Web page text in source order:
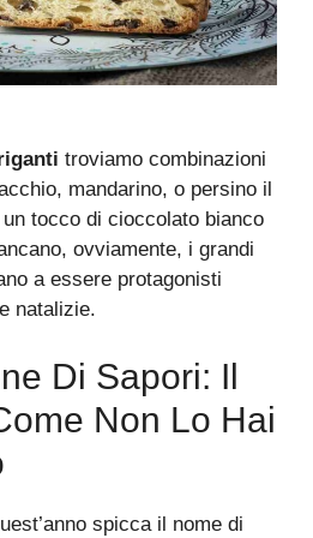
troviamo combinazioni
mandarino, o persino il
tocco di cioccolato bianco
ovviamente, i grandi
a essere protagonisti
natalizie.
Di Sapori: Il
Non Lo Hai
spicca il nome di